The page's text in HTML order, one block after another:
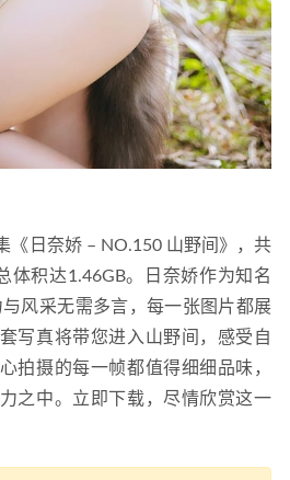
《日奈娇 – NO.150 山野间》，共
体积达1.46GB。日奈娇作为知名
风采无需多言，每一张图片都展
写真将带您进入山野间，感受自
拍摄的每一帧都值得细细品味，
之中。立即下载，尽情欣赏这一